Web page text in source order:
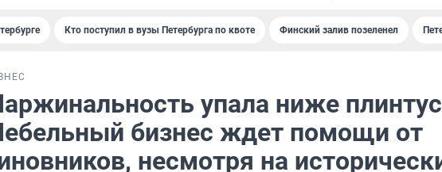
Кто поступил в вузы Петербурга по квоте Финский залив позеленел
упала ниже
бизнес ждет помощи от
несмотря на